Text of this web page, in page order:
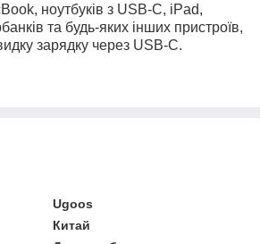
ноутбуків з USB-C, iPad,
та будь-яких інших пристроїв,
зарядку через USB-C.
Ugoos
Китай